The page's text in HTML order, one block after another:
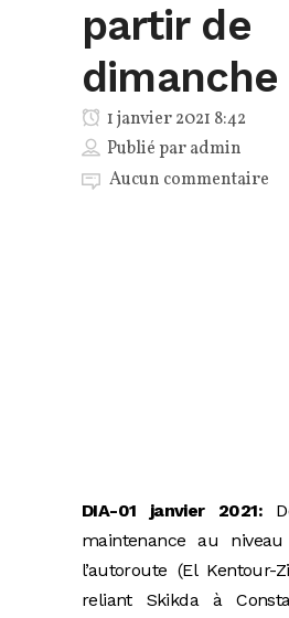
partir de
dimanche
1 janvier 2021 8:42
Publié paradmin
Aucun commentaire
DIA-01 janvier 2021:
maintenance au
l’autoroute (El Kentour-
reliant Skikda à